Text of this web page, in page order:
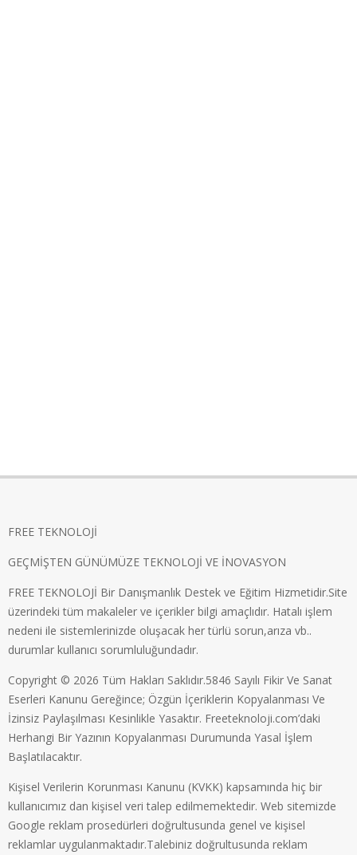
FREE TEKNOLOJİ
GEÇMİŞTEN GÜNÜMÜZE TEKNOLOJİ VE İNOVASYON
FREE TEKNOLOJİ Bir Danışmanlık Destek ve Eğitim Hizmetidir.Site
üzerindeki tüm makaleler ve içerikler bilgi amaçlıdır. Hatalı işlem
nedeni ile sistemlerinizde oluşacak her türlü sorun,arıza vb..
durumlar kullanıcı sorumluluğundadır.
Copyright © 2026 Tüm Hakları Saklıdır.5846 Sayılı Fikir Ve Sanat
Eserleri Kanunu Gereğince; Özgün İçeriklerin Kopyalanması Ve
İzinsiz Paylaşılması Kesinlikle Yasaktır. Freeteknoloji.com’daki
Herhangi Bir Yazının Kopyalanması Durumunda Yasal İşlem
Başlatılacaktır.
Kişisel Verilerin Korunması Kanunu (KVKK) kapsamında hiç bir
kullanıcımız dan kişisel veri talep edilmemektedir. Web sitemizde
Google reklam prosedürleri doğrultusunda genel ve kişisel
reklamlar uygulanmaktadır.Talebiniz doğrultusunda reklam